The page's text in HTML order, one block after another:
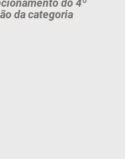
do 4º
da categoria